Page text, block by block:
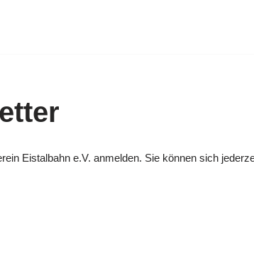
Eistalbahn e.V. anmelden. Sie können sich